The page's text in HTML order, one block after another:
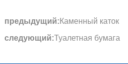
предыдущий: Каменный каток
следующий:Туалетная бумага